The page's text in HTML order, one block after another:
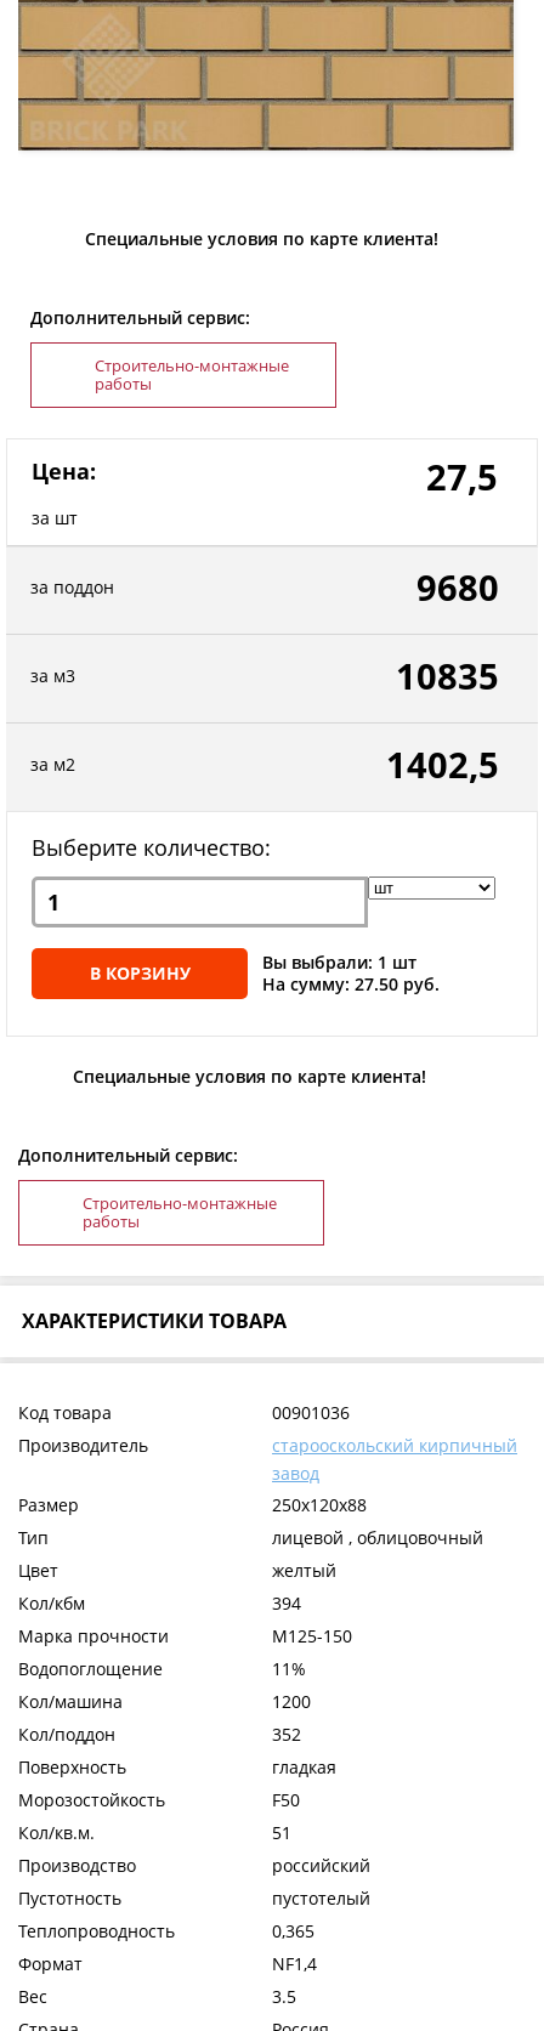
Специальные условия по карте клиента!
Дополнительный сервис:
Строительно-монтажные
работы
Цена:
за шт
27,5
за поддон 9680
за м3 10835
за м2 1402,5
Выберите количество:
В КОРЗИНУ
Вы выбрали: 1 шт
На сумму: 27.50 руб.
Специальные условия по карте клиента!
Дополнительный сервис:
Строительно-монтажные
работы
ХАРАКТЕРИСТИКИ ТОВАРА
Код товара
00901036
Производитель
старооскольский кирпичный
завод
Размер
250x120x88
Тип
лицевой , облицовочный
Цвет
желтый
Кол/кбм
394
Марка прочности
М125-150
Водопоглощение
11%
Кол/машина
1200
Кол/поддон
352
Поверхность
гладкая
Морозостойкость
F50
Кол/кв.м.
51
Производство
российский
Пустотность
пустотелый
Теплопроводность
0,365
Формат
NF1,4
Вес
3.5